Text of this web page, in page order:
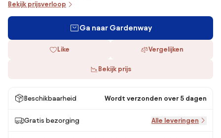
Bekijk prijsverloop
Ga naar Gardenway
Like Vergelijken
Bekijk prijs
Beschikbaarheid Wordt verzonden over 5 dagen
Gratis bezorging Alle leveringen